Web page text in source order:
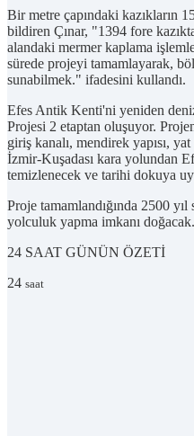
Bir metre çapındaki kazıkların
bildiren Çınar, "1394 fore
alandaki mermer kaplama
sürede projeyi tamamlayarak,
sunabilmek." ifadesini kullandı.
Efes Antik Kenti'ni yeniden
Projesi 2 etaptan oluşuyor.
giriş kanalı, mendirek yapısı,
İzmir-Kuşadası kara yolundan
temizlenecek ve tarihi dokuya
Proje tamamlandığında 2500
yolculuk yapma imkanı doğacak.
24 SAAT GÜNÜN ÖZETİ
24 saat